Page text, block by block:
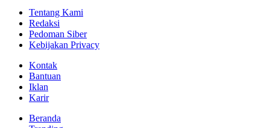
Tentang Kami
Redaksi
Pedoman Siber
Kebijakan Privacy
Kontak
Bantuan
Iklan
Karir
Beranda